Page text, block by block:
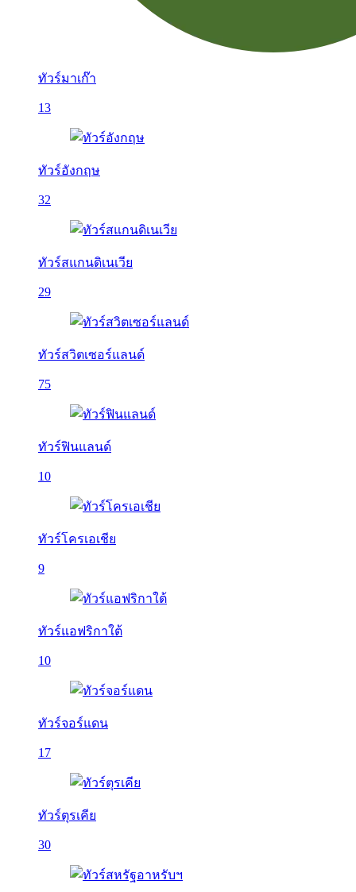
ทัวร์มาเก๊า
13
ทัวร์อังกฤษ
32
ทัวร์สแกนดิเนเวีย
29
ทัวร์สวิตเซอร์แลนด์
75
ทัวร์ฟินแลนด์
10
ทัวร์โครเอเชีย
9
ทัวร์แอฟริกาใต้
10
ทัวร์จอร์แดน
17
ทัวร์ตุรเคีย
30